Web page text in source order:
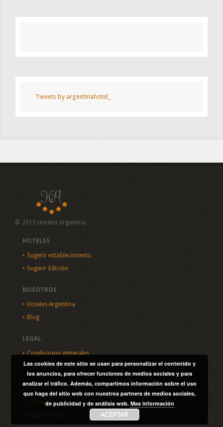
Tweets by argentinahotel_
© 2015 Hoteles Argentina.
HOTELES
Sugerir establecimiento
Sugerir Edición
NOSOTROS
Hoteles Argentina
Blog
LEGAL
Condiciones generales
Política de privacidad
SITIO
Consultas
Mapa del sitio
Las cookies de este sitio se usan para personalizar el contenido y
los anuncios, para ofrecer funciones de medios sociales y para
analizar el tráfico. Además, compartimos información sobre el uso
que haga del sitio web con nuestros partners de medios sociales,
de publicidad y de análisis web. Mas información
ACEPTAR